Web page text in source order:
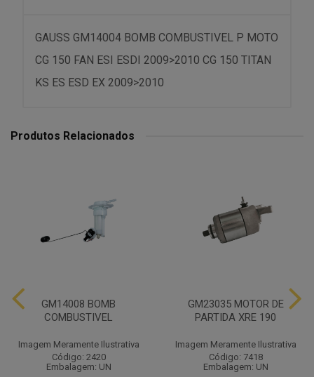
GAUSS GM14004 BOMB COMBUSTIVEL P MOTO
CG 150 FAN ESI ESDI 2009>2010 CG 150 TITAN
KS ES ESD EX 2009>2010
Produtos Relacionados
GM14008 BOMB
COMBUSTIVEL
Imagem Meramente Ilustrativa
Código: 2420
Embalagem: UN
GM23035 MOTOR DE
PARTIDA XRE 190
Imagem Meramente Ilustrativa
Código: 7418
Embalagem: UN